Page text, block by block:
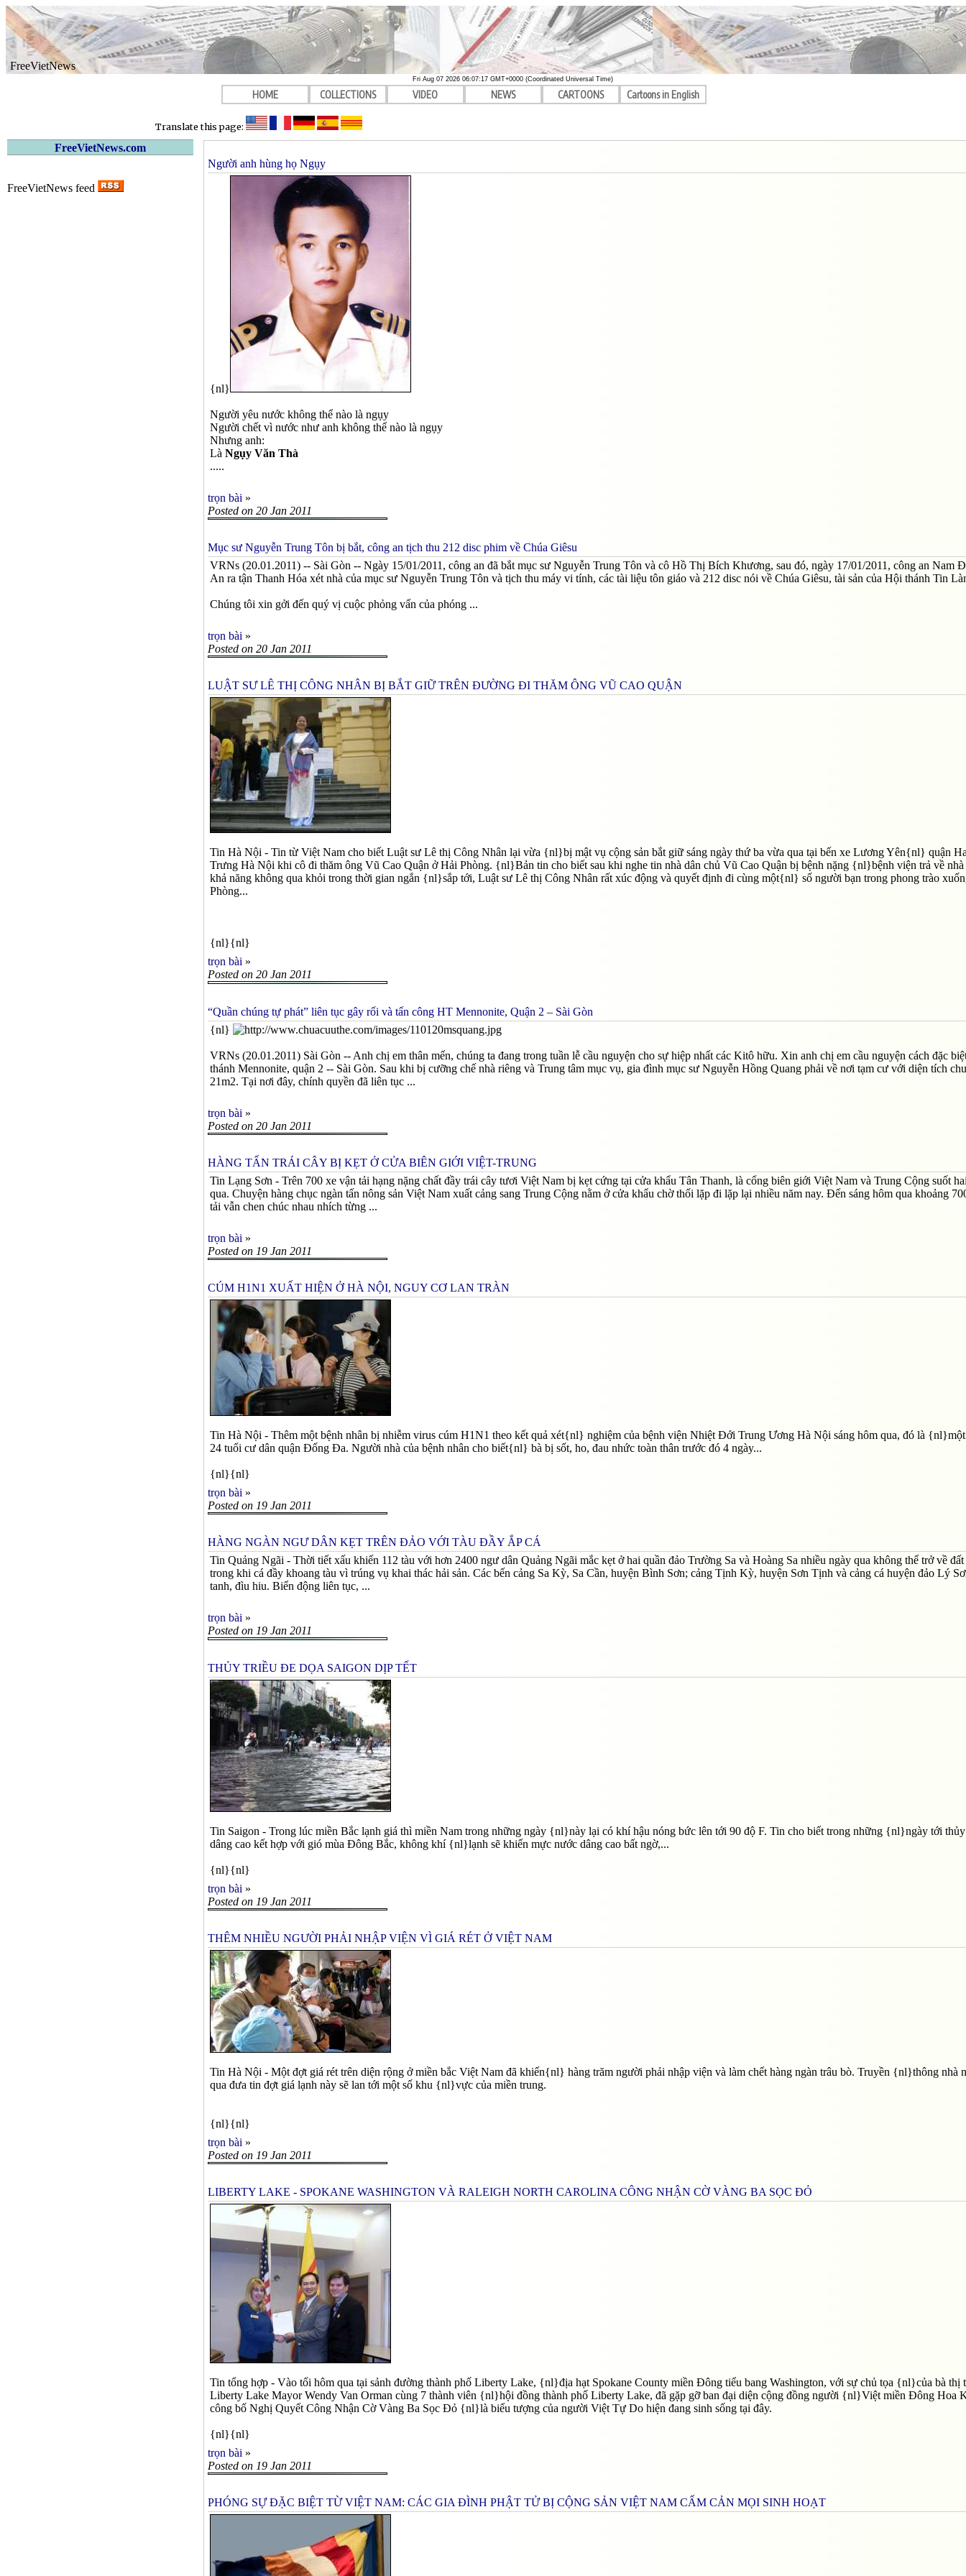
FreeVietNews
Fri Aug 07 2026 06:07:17 GMT+0000 (Coordinated Universal Time)
HOME COLLECTIONS VIDEO NEWS CARTOONS Cartoons in English
Translate this page:
FreeVietNews.com
FreeVietNews feed
Người anh hùng họ Ngụy
{nl}
Người yêu nước không thể nào là ngụy
Người chết vì nước như anh không thể nào là ngụy
Nhưng anh:
Là Ngụy Văn Thà
.....
trọn bài »
Posted on 20 Jan 2011
Mục sư Nguyễn Trung Tôn bị bắt, công an tịch thu 212 disc phim về Chúa Giêsu
VRNs (20.01.2011) -- Sài Gòn -- Ngày 15/01/2011, công an đã bắt mục sư Nguyễn Trung Tôn và cô Hồ Thị Bích Khương, sau đó, ngày 17/01/2011, công an Nam
An ra tận Thanh Hóa xét nhà của mục sư Nguyễn Trung Tôn và tịch thu máy vi tính, các tài liệu tôn giáo và 212 disc nói về Chúa Giêsu, tài sản của Hội thánh Tin
Chúng tôi xin gởi đến quý vị cuộc phỏng vấn của phóng ...
trọn bài »
Posted on 20 Jan 2011
LUẬT SƯ LÊ THỊ CÔNG NHÂN BỊ BẮT GIỮ TRÊN ĐƯỜNG ĐI THĂM ÔNG VŨ CAO QUẬN
Tin Hà Nội - Tin từ Việt Nam cho biết Luật sư Lê thị Công Nhân lại vừa {nl}bị mật vụ cộng sản bắt giữ sáng ngày thứ ba vừa qua tại bến xe Lương Yên{nl} quận
Trưng Hà Nội khi cô đi thăm ông Vũ Cao Quận ở Hải Phòng. {nl}Bản tin cho biết sau khi nghe tin nhà dân chủ Vũ Cao Quận bị bệnh nặng {nl}bệnh viện trả về nhà
khả năng không qua khỏi trong thời gian ngắn {nl}sắp tới, Luật sư Lê thị Công Nhân rất xúc động và quyết định đi cùng một{nl} số người bạn trong phong trào
Phòng...
{nl}{nl}
trọn bài »
Posted on 20 Jan 2011
“Quần chúng tự phát” liên tục gây rối và tấn công HT Mennonite, Quận 2 – Sài Gòn
{nl}
VRNs (20.01.2011) Sài Gòn -- Anh chị em thân mến, chúng ta đang trong tuần lễ cầu nguyện cho sự hiệp nhất các Kitô hữu. Xin anh chị em cầu nguyện cách đặc
thánh Mennonite, quận 2 -- Sài Gòn. Sau khi bị cưỡng chế nhà riêng và Trung tâm mục vụ, gia đình mục sư Nguyễn Hồng Quang phải về nơi tạm cư với diện tích
21m2. Tại nơi đây, chính quyền đã liên tục ...
trọn bài »
Posted on 20 Jan 2011
HÀNG TẤN TRÁI CÂY BỊ KẸT Ở CỬA BIÊN GIỚI VIỆT-TRUNG
Tin Lạng Sơn - Trên 700 xe vận tải hạng nặng chất đầy trái cây tươi Việt Nam bị kẹt cứng tại cửa khẩu Tân Thanh, là cổng biên giới Việt Nam và Trung Cộng suốt
qua. Chuyện hàng chục ngàn tấn nông sản Việt Nam xuất cảng sang Trung Cộng nằm ở cửa khẩu chờ thối lặp đi lặp lại nhiều năm nay. Đến sáng hôm qua khoảng
tải vẫn chen chúc nhau nhích từng ...
trọn bài »
Posted on 19 Jan 2011
CÚM H1N1 XUẤT HIỆN Ở HÀ NỘI, NGUY CƠ LAN TRÀN
Tin Hà Nội - Thêm một bệnh nhân bị nhiễm virus cúm H1N1 theo kết quả xét{nl} nghiệm của bệnh viện Nhiệt Đới Trung Ương Hà Nội sáng hôm qua, đó là
24 tuổi cư dân quận Đống Đa. Người nhà của bệnh nhân cho biết{nl} bà bị sốt, ho, đau nhức toàn thân trước đó 4 ngày...
{nl}{nl}
trọn bài »
Posted on 19 Jan 2011
HÀNG NGÀN NGƯ DÂN KẸT TRÊN ĐẢO VỚI TÀU ĐẦY ẮP CÁ
Tin Quảng Ngãi - Thời tiết xấu khiến 112 tàu với hơn 2400 ngư dân Quảng Ngãi mắc kẹt ở hai quần đảo Trường Sa và Hoàng Sa nhiều ngày qua không thể trở về
trong khi cá đầy khoang tàu vì trúng vụ khai thác hải sản. Các bến cảng Sa Kỳ, Sa Cần, huyện Bình Sơn; cảng Tịnh Kỳ, huyện Sơn Tịnh và cảng cá huyện đảo Lý
tanh, đìu hiu. Biển động liên tục, ...
trọn bài »
Posted on 19 Jan 2011
THỦY TRIỀU ĐE DỌA SAIGON DỊP TẾT
Tin Saigon - Trong lúc miền Bắc lạnh giá thì miền Nam trong những ngày {nl}này lại có khí hậu nóng bức lên tới 90 độ F. Tin cho biết trong những {nl}ngày tới thủy
dâng cao kết hợp với gió mùa Đông Bắc, không khí {nl}lạnh sẽ khiến mực nước dâng cao bất ngờ,...
{nl}{nl}
trọn bài »
Posted on 19 Jan 2011
THÊM NHIỀU NGƯỜI PHẢI NHẬP VIỆN VÌ GIÁ RÉT Ở VIỆT NAM
Tin Hà Nội - Một đợt giá rét trên diện rộng ở miền bắc Việt Nam đã khiến{nl} hàng trăm người phải nhập viện và làm chết hàng ngàn trâu bò. Truyền {nl}thông nhà
qua đưa tin đợt giá lạnh này sẽ lan tới một số khu {nl}vực của miền trung.
{nl}{nl}
trọn bài »
Posted on 19 Jan 2011
LIBERTY LAKE - SPOKANE WASHINGTON VÀ RALEIGH NORTH CAROLINA CÔNG NHẬN CỜ VÀNG BA SỌC ĐỎ
Tin tổng hợp - Vào tối hôm qua tại sảnh đường thành phố Liberty Lake, {nl}địa hạt Spokane County miền Đông tiểu bang Washington, với sự chủ tọa {nl}của bà thị
Liberty Lake Mayor Wendy Van Orman cùng 7 thành viên {nl}hội đồng thành phố Liberty Lake, đã gặp gỡ ban đại diện cộng đồng người {nl}Việt miền Đông Hoa
công bố Nghị Quyết Công Nhận Cờ Vàng Ba Sọc Đỏ {nl}là biểu tượng của người Việt Tự Do hiện đang sinh sống tại đây.
{nl}{nl}
trọn bài »
Posted on 19 Jan 2011
PHÓNG SỰ ĐẶC BIỆT TỪ VIỆT NAM: CÁC GIA ĐÌNH PHẬT TỬ BỊ CỘNG SẢN VIỆT NAM CẤM CẢN MỌI SINH HOẠT